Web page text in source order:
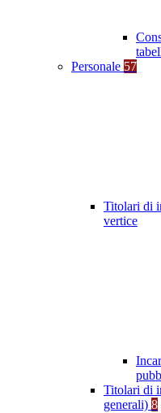
Personale 57
Titolari di
vertice
Titolari di
generali) 8